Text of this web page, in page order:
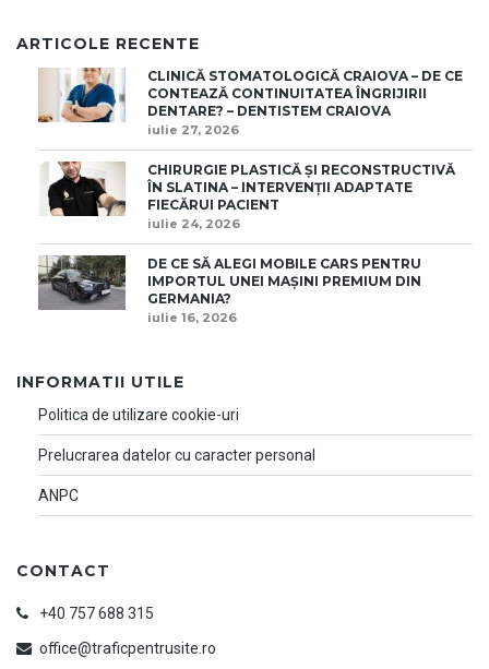
ARTICOLE RECENTE
CLINICĂ STOMATOLOGICĂ CRAIOVA – DE CE
CONTEAZĂ CONTINUITATEA ÎNGRIJIRII
DENTARE? – DENTISTEM CRAIOVA
iulie 27, 2026
CHIRURGIE PLASTICĂ ȘI RECONSTRUCTIVĂ
ÎN SLATINA – INTERVENȚII ADAPTATE
FIECĂRUI PACIENT
iulie 24, 2026
DE CE SĂ ALEGI MOBILE CARS PENTRU
IMPORTUL UNEI MAȘINI PREMIUM DIN
GERMANIA?
iulie 16, 2026
INFORMATII UTILE
Politica de utilizare cookie-uri
Prelucrarea datelor cu caracter personal
ANPC
CONTACT
+40 757 688 315
office@traficpentrusite.ro